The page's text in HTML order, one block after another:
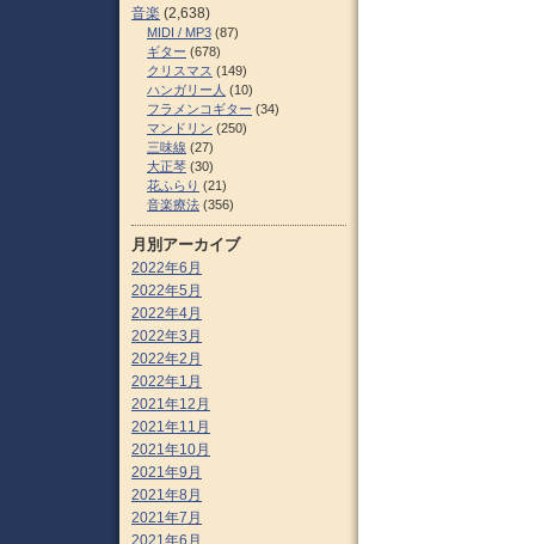
音楽 (2,638)
MIDI / MP3 (87)
ギター (678)
クリスマス (149)
ハンガリー人 (10)
フラメンコギター (34)
マンドリン (250)
三味線 (27)
大正琴 (30)
花ふらり (21)
音楽療法 (356)
月別アーカイブ
2022年6月
2022年5月
2022年4月
2022年3月
2022年2月
2022年1月
2021年12月
2021年11月
2021年10月
2021年9月
2021年8月
2021年7月
2021年6月